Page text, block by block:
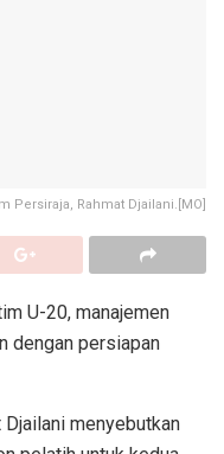
Persiraja, Rahmat Djailani.[MO]
U-20, manajemen
dengan persiapan
menyebutkan